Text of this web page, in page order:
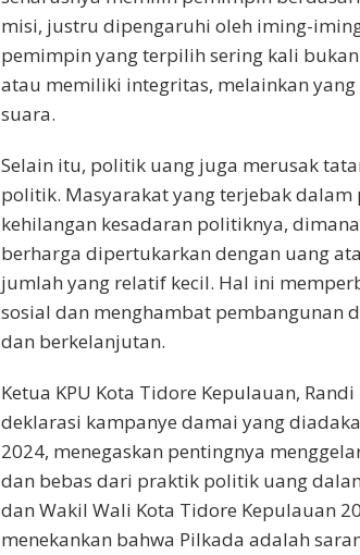
misi, justru dipengaruhi oleh iming-
pemimpin yang terpilih sering kali
atau memiliki integritas, melainkan yang
suara.
Selain itu, politik uang juga merusak
politik. Masyarakat yang terjebak dalam
kehilangan kesadaran politiknya,
berharga dipertukarkan dengan uang
jumlah yang relatif kecil. Hal ini
sosial dan menghambat pembangunan
dan berkelanjutan.
Ketua KPU Kota Tidore Kepulauan,
deklarasi kampanye damai yang
2024, menegaskan pentingnya
dan bebas dari praktik politik uang
dan Wakil Wali Kota Tidore Kepulauan
menekankan bahwa Pilkada adalah